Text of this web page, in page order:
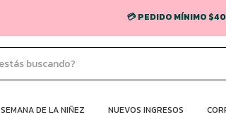
🚚 ENVÍO GRATIS EN CABA Y GBA
SEMANA DE LA NIÑEZ NUEVOS INGRESOS